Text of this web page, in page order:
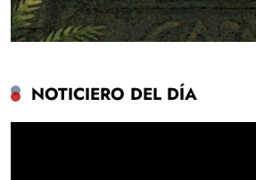
NOTICIERO DEL DÍA